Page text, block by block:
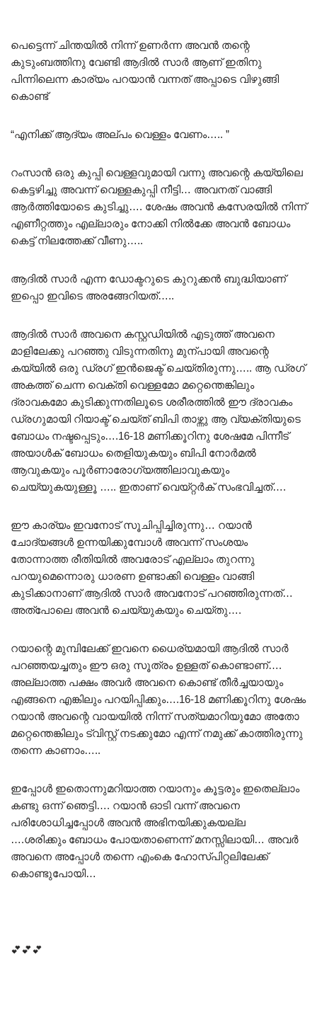
പെട്ടെന്ന് ചിന്തയിൽ നിന്ന് ഉണർന്ന അവൻ തന്റെ
കുടുംബത്തിനു വേണ്ടി ആദിൽ സാർ ആണ് ഇതിനു
പിന്നിലെന്ന കാര്യം പറയാൻ വന്നത് അപ്പാടെ വിഴുങ്ങി
കൊണ്ട്
“എനിക്ക് ആദ്യം അല്പം വെള്ളം വേണം….. ”
റംസാൻ ഒരു കുപ്പി വെള്ളവുമായി വന്നു അവന്റെ കയ്യിലെ
കെട്ടഴിച്ചു അവന്ന് വെള്ളകുപ്പി നീട്ടി… അവനത് വാങ്ങി
ആർത്തിയോടെ കുടിച്ചു…. ശേഷം അവൻ കസേരയിൽ നിന്ന്
എണീറ്റത്തും എല്ലാരും നോക്കി നിൽക്കേ അവൻ ബോധം
കെട്ട് നിലത്തേക്ക് വീണു…..
ആദിൽ സാർ എന്ന ഡോക്ടറുടെ കുറുക്കൻ ബുദ്ധിയാണ്
ഇപ്പൊ ഇവിടെ അരങ്ങേറിയത്…..
ആദിൽ സാർ അവനെ കസ്റ്റഡിയിൽ എടുത്ത് അവനെ
മാളിലേക്കു പറഞ്ഞു വിടുന്നതിനു മുന്പായി അവന്റെ
കയ്യിൽ ഒരു ഡ്രഗ് ഇൻജെക്ട് ചെയ്തിരുന്നു….. ആ ഡ്രഗ്
അകത്ത് ചെന്ന വെക്തി വെള്ളമോ മറ്റെന്തെങ്കിലും
ദ്രാവകമോ കുടിക്കുന്നതിലൂടെ ശരീരത്തിൽ ഈ ദ്രാവകം
ഡ്രഗുമായി റിയാക്ട് ചെയ്ത് ബിപി താഴ്ന്നു ആ വ്യക്തിയുടെ
ബോധം നഷ്ടപ്പെടും….16-18 മണിക്കൂറിനു ശേഷമേ പിന്നീട്
അയാൾക് ബോധം തെളിയുകയും ബിപി നോർമൽ
ആവുകയും പൂർണാരോഗ്യത്തിലാവുകയും
ചെയ്യുകയുള്ളൂ ….. ഇതാണ് വെയ്റ്റർക് സംഭവിച്ചത്….
ഈ കാര്യം ഇവനോട് സൂചിപ്പിച്ചിരുന്നു… റയാൻ
ചോദ്യങ്ങൾ ഉന്നയിക്കുമ്പോൾ അവന്ന് സംശയം
തോന്നാത്ത രീതിയിൽ അവരോട് എല്ലാം തുറന്നു
പറയുമെന്നൊരു ധാരണ ഉണ്ടാക്കി വെള്ളം വാങ്ങി
കുടിക്കാനാണ് ആദിൽ സാർ അവനോട് പറഞ്ഞിരുന്നത്…
അത്പോലെ അവൻ ചെയ്യുകയും ചെയ്തു….
റയാന്റെ മുമ്പിലേക്ക് ഇവനെ ധൈര്യമായി ആദിൽ സാർ
പറഞ്ഞയച്ചതും ഈ ഒരു സൂത്രം ഉള്ളത് കൊണ്ടാണ്….
അല്ലാത്ത പക്ഷം അവർ അവനെ കൊണ്ട് തീർച്ചയായും
എങ്ങനെ എങ്കിലും പറയിപ്പിക്കും….16-18 മണിക്കൂറിനു ശേഷം
റയാൻ അവന്റെ വായയിൽ നിന്ന് സത്യമാറിയുമോ അതോ
മറ്റെന്തെങ്കിലും ട്വിസ്റ്റ്‌ നടക്കുമോ എന്ന് നമുക്ക് കാത്തിരുന്നു
തന്നെ കാണാം…..
ഇപ്പോൾ ഇതൊന്നുമറിയാത്ത റയാനും കൂട്ടരും ഇതെല്ലാം
കണ്ടു ഒന്ന് ഞെട്ടി…. റയാൻ ഓടി വന്ന് അവനെ
പരിശോധിച്ചപ്പോൾ അവൻ അഭിനയിക്കുകയല്ല
….ശരിക്കും ബോധം പോയതാണെന്ന് മനസ്സിലായി… അവർ
അവനെ അപ്പോൾ തന്നെ എംകെ ഹോസ്പിറ്റലിലേക്ക്
കൊണ്ടുപോയി…
💕💕💕